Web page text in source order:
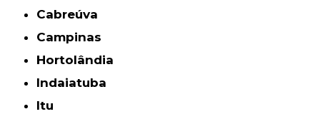
Cabreúva
Campinas
Hortolândia
Indaiatuba
Itu